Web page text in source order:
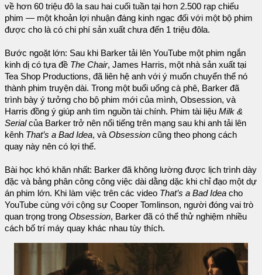
về hơn 60 triệu đô la sau hai cuối tuần tại hơn 2.500 rạp chiếu
phim — một khoản lợi nhuận đáng kinh ngạc đối với một bộ phim
được cho là có chi phí sản xuất chưa đến 1 triệu đôla.
Bước ngoặt lớn: Sau khi Barker tải lên YouTube một phim ngắn
kinh dị có tựa đề The Chair, James Harris, một nhà sản xuất tại
Tea Shop Productions, đã liên hệ anh với ý muốn chuyển thể nó
thành phim truyện dài. Trong một buổi uống cà phê, Barker đã
trình bày ý tưởng cho bộ phim mới của mình, Obsession, và
Harris đồng ý giúp anh tìm nguồn tài chính. Phim tài liệu Milk &
Serialcủa Barker trở nên nổi tiếng trên mạng sau khi anh tải lên
kênh That’s a Bad Idea, và Obsession cũng theo phong cách
quay này nên có lợi thế.
Bài học khó khăn nhất: Barker đã không lường được lịch trình dày
đặc và bảng phân công công việc dài dằng dặc khi chỉ đạo một dự
án phim lớn. Khi làm việc trên các video That’s a Bad Idea cho
YouTube cùng với cộng sự Cooper Tomlinson, người đóng vai trò
quan trọng trong Obsession, Barker đã có thể thử nghiệm nhiều
cách bố trí máy quay khác nhau tùy thích.